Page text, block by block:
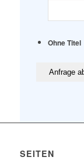
Ohne Titel
SEITEN